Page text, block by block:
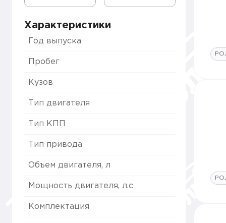
Характеристики
Год выпуска
Пробег
Кузов
Тип двигателя
Тип КПП
Тип привода
Объем двигателя, л
Мощность двигателя, л.с
Комплектация